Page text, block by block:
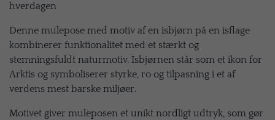
hverdagen
Denne mulepose med motiv af en isbjørn på en isflage
kombinerer funktionalitet med et stærkt og
stemningsfuldt naturmotiv. Isbjørnen står som et ikon for
Arktis og symboliserer styrke, ro og tilpasning i et af
verdens mest barske miljøer.
Motivet giver muleposen et unikt nordligt udtryk, som gør